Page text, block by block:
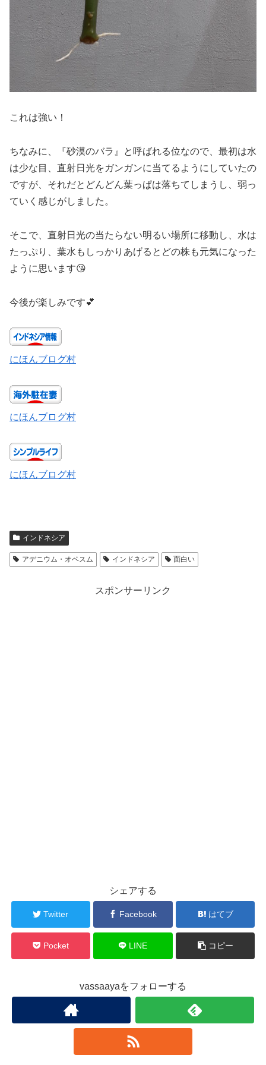
これは強い！
ちなみに、『砂漠のバラ』と呼ばれる位なので、最初は水
は少な目、直射日光をガンガンに当てるようにしていたの
ですが、それだとどんどん葉っぱは落ちてしまうし、弱っ
ていく感じがしました。
そこで、直射日光の当たらない明るい場所に移動し、水は
たっぷり、葉水もしっかりあげるとどの株も元気になった
ように思います😘
今後が楽しみです💕
にほんブログ村
にほんブログ村
にほんブログ村
インドネシア
アデニウム・オベスム インドネシア 面白い
スポンサーリンク
シェアする
Twitter Facebook はてブ
Pocket LINE コピー
vassaayaをフォローする